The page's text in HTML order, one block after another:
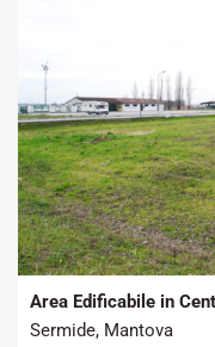
Tipo contratto:
Vendita
Area Edificabile in
Sermide, Mantova